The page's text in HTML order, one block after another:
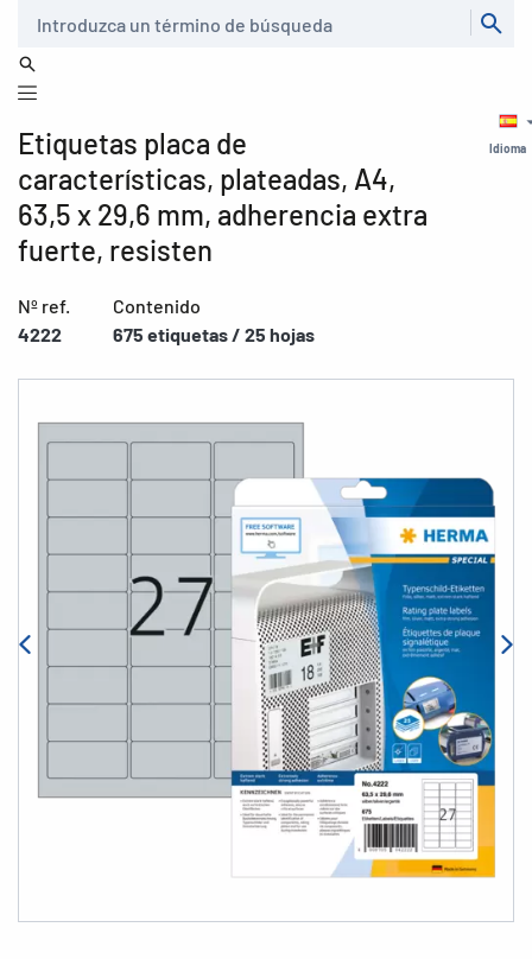
Idioma
Etiquetas placa de
características, plateadas, A4,
63,5 x 29,6 mm, adherencia extra
fuerte, resisten
Nº ref.
4222
Contenido
675 etiquetas / 25 hojas